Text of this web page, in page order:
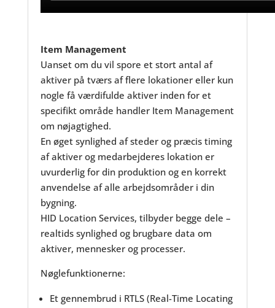
Item Management
Uanset om du vil spore et stort antal af
aktiver på tværs af flere lokationer eller kun
nogle få værdifulde aktiver inden for et
specifikt område handler Item Management
om nøjagtighed.
En øget synlighed af steder og præcis timing
af aktiver og medarbejderes lokation er
uvurderlig for din produktion og en korrekt
anvendelse af alle arbejdsområder i din
bygning.
HID Location Services, tilbyder begge dele –
realtids synlighed og brugbare data om
aktiver, mennesker og processer.
Nøglefunktionerne:
Et gennembrud i RTLS (Real-Time Locating